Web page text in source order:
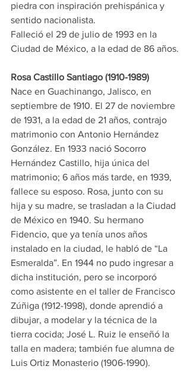
piedra con inspiración prehispánica y
sentido nacionalista.
Falleció el 29 de julio de 1993 en la
Ciudad de México, a la edad de 86 años.
Rosa Castillo Santiago (1910-1989)
Nace en Guachinango, Jalisco, en
septiembre de 1910. El 27 de noviembre
de 1931, a la edad de 21 años, contrajo
matrimonio con Antonio Hernández
González. En 1933 nació Socorro
Hernández Castillo, hija única del
matrimonio; 6 años más tarde, en 1939,
fallece su esposo. Rosa, junto con su
hija y su madre, se trasladan a la Ciudad
de México en 1940. Su hermano
Fidencio, que ya tenía unos años
instalado en la ciudad, le habló de “La
Esmeralda”. En 1944 no pudo ingresar a
dicha institución, pero se incorporó
como asistente en el taller de Francisco
Zúñiga (1912-1998), donde aprendió a
dibujar, a modelar y la técnica de la
tierra cocida; José L. Ruiz le enseñó la
talla en madera; también fue alumna de
Luis Ortiz Monasterio (1906-1990).